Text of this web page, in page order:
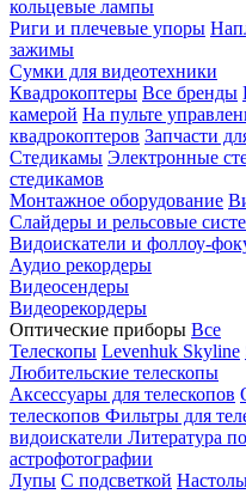
кольцевые лампы
Риги и плечевые упоры
зажимы
Сумки для видеотехники
Квадрокоптеры Все бренды
камерой На пульте
квадрокоптеров Запчасти
Стедикамы Электронные
стедикамов
Монтажное оборудование
Слайдеры и рельсовые
Видоискатели и фоллоу-
Аудио рекордеры
Видеосендеры
Видеорекордеры
Оптические приборы Все
Телескопы Levenhuk Skyline
Любительские телескопы
Аксессуары для телескопов
телескопов Фильтры для
видоискатели Литература
астрофотографии
Лупы С подсветкой